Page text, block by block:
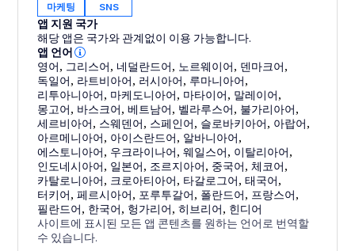
마케팅 SNS
앱 지원 국가
해당 앱은 국가와 관계없이 이용 가능합니다.
앱 언어
영어, 그리스어, 네덜란드어, 노르웨이어, 덴마크어,
독일어, 라트비아어, 러시아어, 루마니아어,
리투아니아어, 마케도니아어, 마타이어, 말레이어,
몽고어, 바스크어,베트남어, 벨라루스어, 불가리아어,
세르비아어, 스웨덴어, 스페인어, 슬로바키아어, 아랍어,
아르메니아어, 아이스란드어, 알바니아어,
에스토니아어, 우크라이나어,웨일스어, 이탈리아어,
인도네시아어, 일본어, 조르지아어, 중국어, 체코어,
카탈로니아어, 크로아티아어, 타갈로그어,태국어,
터키어,페르시아어, 포루투갈어, 폴란드어, 프랑스어,
필란드어, 한국어, 헝가리어,히브리어, 힌디어
사이트에 표시된 모든 앱 콘텐츠를 원하는 언어로 번역할
수 있습니다.